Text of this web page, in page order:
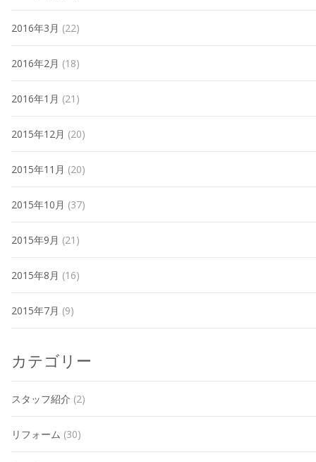
2016年3月 (22)
2016年2月 (18)
2016年1月 (21)
2015年12月 (20)
2015年11月 (20)
2015年10月 (37)
2015年9月 (21)
2015年8月 (16)
2015年7月 (9)
カテゴリー
スタッフ紹介 (2)
リフォーム (30)